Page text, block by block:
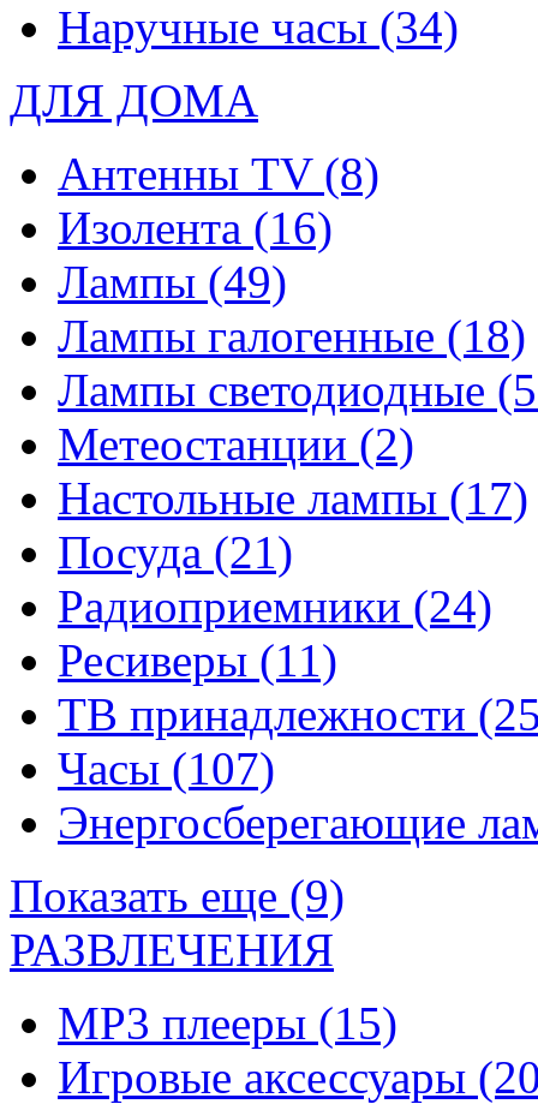
Наручные часы (34)
ДЛЯ ДОМА
Антенны TV (8)
Изолента (16)
Лампы (49)
Лампы галогенные (18)
Лампы светодиодные
Метеостанции (2)
Настольные лампы (17)
Посуда (21)
Радиоприемники (24)
Ресиверы (11)
ТВ принадлежности
Часы (107)
Энергосберегающие
Показать еще (9)
РАЗВЛЕЧЕНИЯ
MP3 плееры (15)
Игровые аксессуары